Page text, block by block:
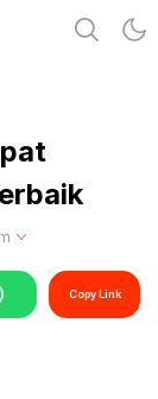
Copy Link